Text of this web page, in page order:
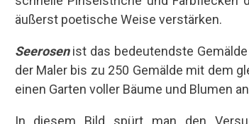
äußerst poetische Weise verstärken.
Seerosenist das bedeutendste
der Maler bis zu 250 Gemälde mit dem
einen Garten voller Bäume und Blumen
In diesem Bild spürt man den